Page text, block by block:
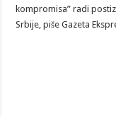
kompromisa” radi
Srbije, piše Gazeta